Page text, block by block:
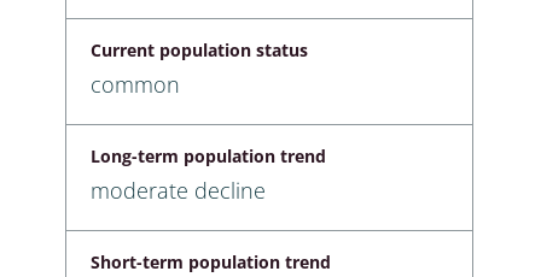
Current population status
common
Long-term population trend
moderate decline
Short-term population trend